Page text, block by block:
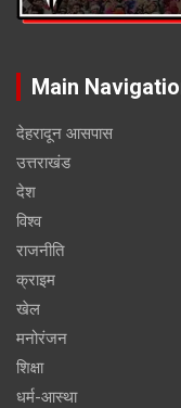
Main
देहरादून आसपास
उत्तराखंड
देश
विश्व
राजनीति
क्राइम
खेल
मनोरंजन
शिक्षा
धर्म-आस्था